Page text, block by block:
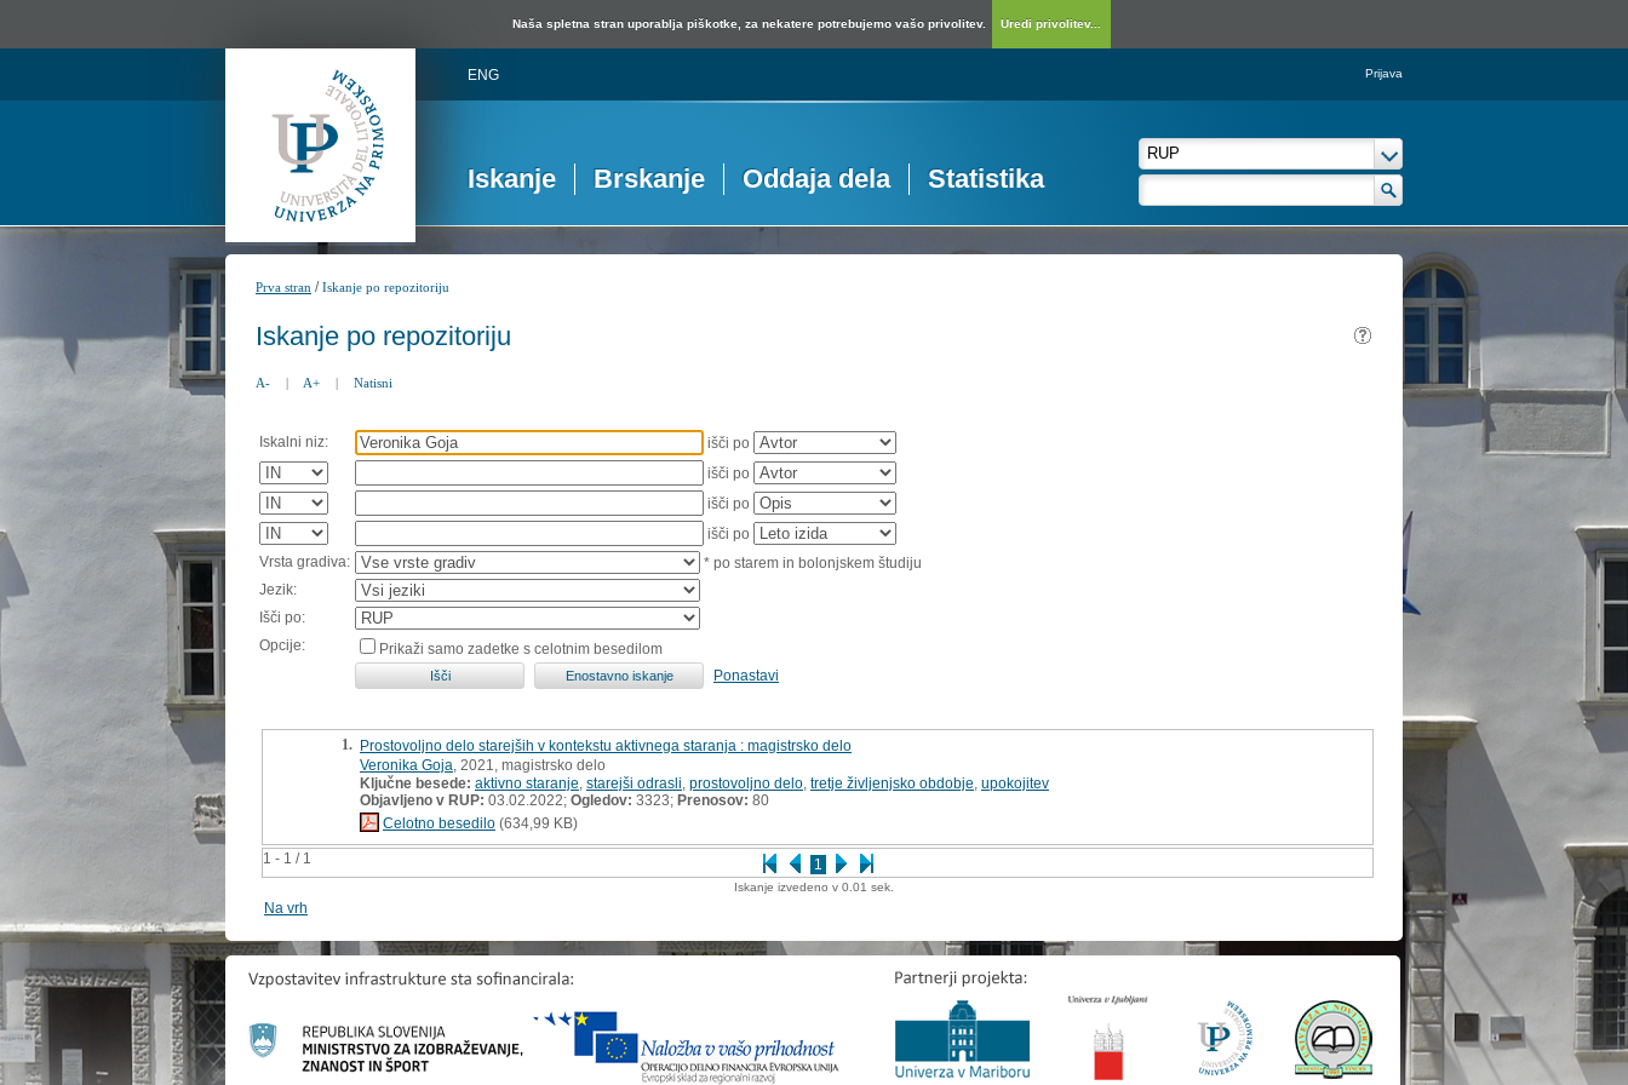
Naša spletna stran uporablja piškotke, za nekatere potrebujemo vašo privolitev. Uredi privolitev...
ENG Prijava
Iskanje Brskanje Oddaja dela Statistika
Prva stran /Iskanje po repozitoriju
Iskanje po repozitoriju
A- | A+ | Natisni
Iskalni niz:
išči po
išči po
išči po
išči po
Vrsta gradiva:
* po starem in bolonjskem študiju
Jezik:
Išči po:
Opcije:
Prikaži samo zadetke s celotnim besedilom
Ponastavi
1 - 1 / 1 1
1. Prostovoljno delo starejših v kontekstu aktivnega staranja : magistrsko delo
Veronika Goja , 2021, magistrsko delo
Ključne besede: aktivno staranje starejši odrasli prostovoljno delo tretje življenjsko obdobje upokojitev
Objavljeno v RUP: 03.02.2022; Ogledov: 3323; Prenosov: 80
Celotno besedilo (634,99 KB)
Iskanje izvedeno v 0.01 sek.
Na vrh